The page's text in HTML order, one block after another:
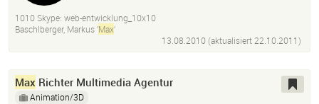
1010 Skype: web-entwicklung_10x10
Baschlberger, Markus ’Max’
13.08.2010 (aktualisiert22.10.2011)
Max Richter Multimedia Agentur
Animation/3D